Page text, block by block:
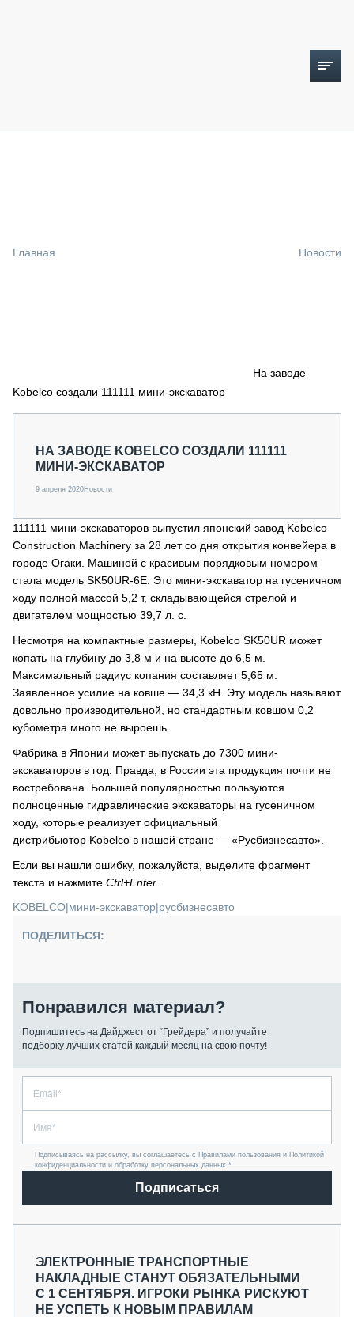
СПЕЦПРОЕКТЫ
О ПРОЕКТЕ
Главная Новости
На заводе
Kobelco создали 111111 мини-экскаватор
НА ЗАВОДЕ KOBELCO СОЗДАЛИ 111111
МИНИ-ЭКСКАВАТОР
9 апреля 2020Новости
111111 мини-экскаваторов выпустил японский завод Kobelco
Construction Machinery за 28 лет со дня открытия конвейера в
городе Огаки. Машиной с красивым порядковым номером
стала модель SK50UR-6E. Это мини-экскаватор на гусеничном
ходу полной массой 5,2 т, складывающейся стрелой и
двигателем мощностью 39,7 л. с.
Несмотря на компактные размеры, Kobelco SK50UR может
копать на глубину до 3,8 м и на высоте до 6,5 м.
Максимальный радиус копания составляет 5,65 м.
Заявленное усилие на ковше — 34,3 кН. Эту модель называют
довольно производительной, но стандартным ковшом 0,2
кубометра много не выроешь.
Фабрика в Японии может выпускать до 7300 мини-
экскаваторов в год. Правда, в России эта продукция почти не
востребована. Большей популярностью пользуются
полноценные гидравлические экскаваторы на гусеничном
ходу, которые реализует официальный
дистрибьютор Kobelco в нашей стране — «Русбизнесавто».
Если вы нашли ошибку, пожалуйста, выделите фрагмент
текста и нажмите Ctrl+Enter
KOBELCO|мини-экскаватор|русбизнесавто
ПОДЕЛИТЬСЯ:
Понравился материал?
Подпишитесь на Дайджест от “Грейдера” и получайте
подборку лучших статей каждый месяц на свою почту!
Подписываясь на рассылку, вы соглашаетесь с Правилами пользования и Политикой
конфиденциальности и обработку персональных данных *
Подписаться
ЭЛЕКТРОННЫЕ ТРАНСПОРТНЫЕ
НАКЛАДНЫЕ СТАНУТ ОБЯЗАТЕЛЬНЫМИ
С 1 СЕНТЯБРЯ. ИГРОКИ РЫНКА РИСКУЮТ
НЕ УСПЕТЬ К НОВЫМ ПРАВИЛАМ